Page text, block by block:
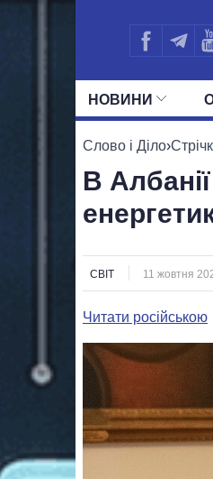
НОВИНИ
Слово і Діло›
В
СВІТ 11 жовтня
Читати російською